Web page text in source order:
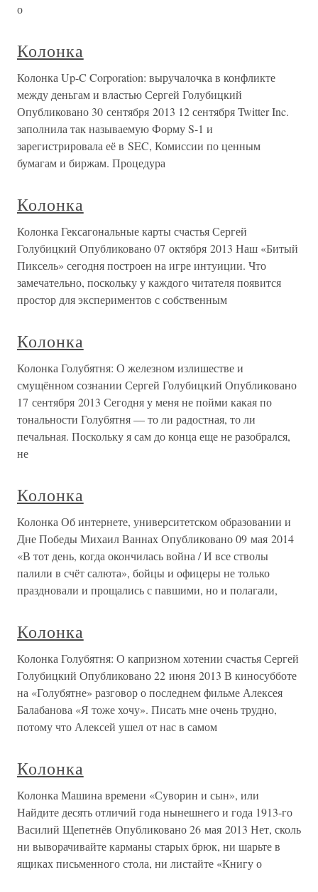
о
Колонка
Колонка Up-C Corporation: выручалочка в конфликте
между деньгам и властью Сергей Голубицкий
Опубликовано 30 сентября 2013 12 сентября Twitter Inc.
заполнила так называемую Форму S-1 и
зарегистрировала её в SEC, Комиссии по ценным
бумагам и биржам. Процедура
Колонка
Колонка Гексагональные карты счастья Сергей
Голубицкий Опубликовано 07 октября 2013 Наш «Битый
Пиксель» сегодня построен на игре интуиции. Что
замечательно, поскольку у каждого читателя появится
простор для экспериментов с собственным
Колонка
Колонка Голубятня: О железном излишестве и
смущённом сознании Сергей Голубицкий Опубликовано
17 сентября 2013 Сегодня у меня не пойми какая по
тональности Голубятня — то ли радостная, то ли
печальная. Поскольку я сам до конца еще не разобрался,
не
Колонка
Колонка Об интернете, университетском образовании и
Дне Победы Михаил Ваннах Опубликовано 09 мая 2014
«В тот день, когда окончилась война / И все стволы
палили в счёт салюта», бойцы и офицеры не только
праздновали и прощались с павшими, но и полагали,
Колонка
Колонка Голубятня: О капризном хотении счастья Сергей
Голубицкий Опубликовано 22 июня 2013 В киносубботе
на «Голубятне» разговор о последнем фильме Алексея
Балабанова «Я тоже хочу». Писать мне очень трудно,
потому что Алексей ушел от нас в самом
Колонка
Колонка Машина времени «Суворин и сын», или
Найдите десять отличий года нынешнего и года 1913-го
Василий Щепетнёв Опубликовано 26 мая 2013 Нет, сколь
ни выворачивайте карманы старых брюк, ни шарьте в
ящиках письменного стола, ни листайте «Книгу о